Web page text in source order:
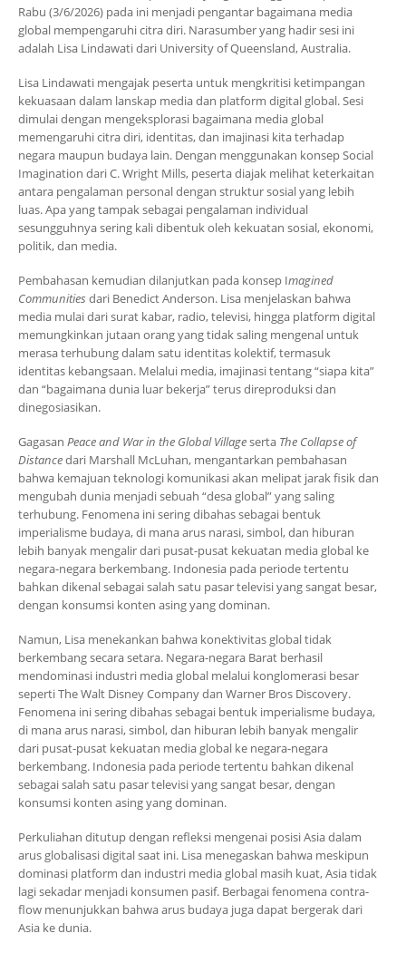
Rabu (3/6/2026) pada ini menjadi pengantar bagaimana media
global mempengaruhi citra diri. Narasumber yang hadir sesi ini
adalah Lisa Lindawati dari University of Queensland, Australia.
Lisa Lindawati mengajak peserta untuk mengkritisi ketimpangan
kekuasaan dalam lanskap media dan platform digital global. Sesi
dimulai dengan mengeksplorasi bagaimana media global
memengaruhi citra diri, identitas, dan imajinasi kita terhadap
negara maupun budaya lain. Dengan menggunakan konsep Social
Imagination dari C. Wright Mills, peserta diajak melihat keterkaitan
antara pengalaman personal dengan struktur sosial yang lebih
luas. Apa yang tampak sebagai pengalaman individual
sesungguhnya sering kali dibentuk oleh kekuatan sosial, ekonomi,
politik, dan media.
Pembahasan kemudian dilanjutkan pada konsep Imagined
Communities dari Benedict Anderson. Lisa menjelaskan bahwa
media mulai dari surat kabar, radio, televisi, hingga platform digital
memungkinkan jutaan orang yang tidak saling mengenal untuk
merasa terhubung dalam satu identitas kolektif, termasuk
identitas kebangsaan. Melalui media, imajinasi tentang “siapa kita”
dan “bagaimana dunia luar bekerja” terus direproduksi dan
dinegosiasikan.
Gagasan Peace and War in the Global Villageserta The Collapse of
Distancedari Marshall McLuhan, mengantarkan pembahasan
bahwa kemajuan teknologi komunikasi akan melipat jarak fisik dan
mengubah dunia menjadi sebuah “desa global” yang saling
terhubung. Fenomena ini sering dibahas sebagai bentuk
imperialisme budaya, di mana arus narasi, simbol, dan hiburan
lebih banyak mengalir dari pusat-pusat kekuatan media global ke
negara-negara berkembang. Indonesia pada periode tertentu
bahkan dikenal sebagai salah satu pasar televisi yang sangat besar,
dengan konsumsi konten asing yang dominan.
Namun, Lisa menekankan bahwa konektivitas global tidak
berkembang secara setara. Negara-negara Barat berhasil
mendominasi industri media global melalui konglomerasi besar
seperti The Walt Disney Company dan Warner Bros Discovery.
Fenomena ini sering dibahas sebagai bentuk imperialisme budaya,
di mana arus narasi, simbol, dan hiburan lebih banyak mengalir
dari pusat-pusat kekuatan media global ke negara-negara
berkembang. Indonesia pada periode tertentu bahkan dikenal
sebagai salah satu pasar televisi yang sangat besar, dengan
konsumsi konten asing yang dominan.
Perkuliahan ditutup dengan refleksi mengenai posisi Asia dalam
arus globalisasi digital saat ini. Lisa menegaskan bahwa meskipun
dominasi platform dan industri media global masih kuat, Asia tidak
lagi sekadar menjadi konsumen pasif. Berbagai fenomena contra-
flow menunjukkan bahwa arus budaya juga dapat bergerak dari
Asia ke dunia.